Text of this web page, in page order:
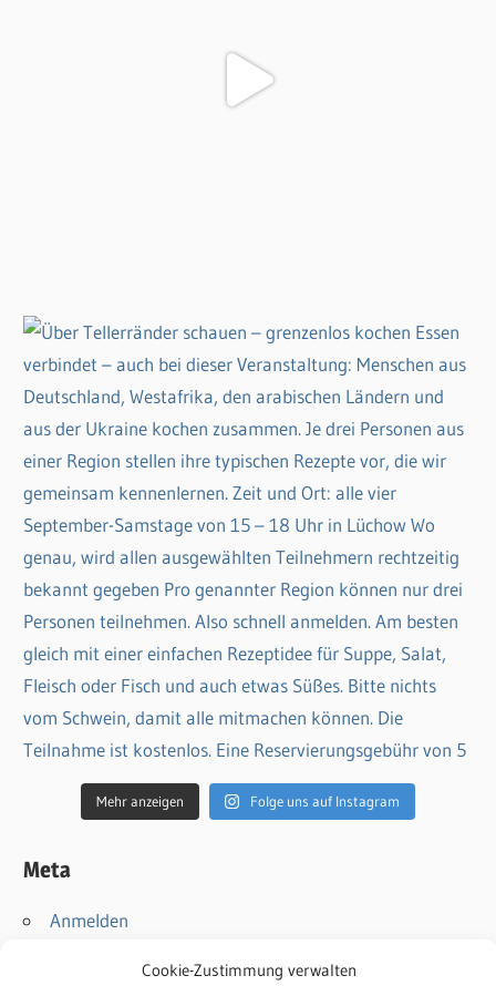
Cookie-Zustimmung verwalten
Mehr anzeigen Folge uns auf Instagram
Meta
Anmelden